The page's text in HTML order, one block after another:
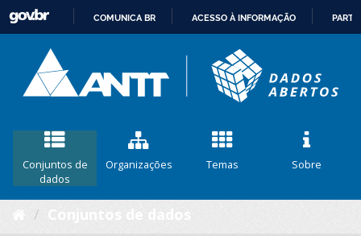
CONTEÚDO
COMUNICA BR ACESSO À INFORMAÇÃO
Conjuntos de
dados
Organizações Temas Sobre